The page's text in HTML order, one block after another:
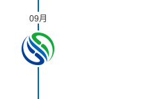
09月